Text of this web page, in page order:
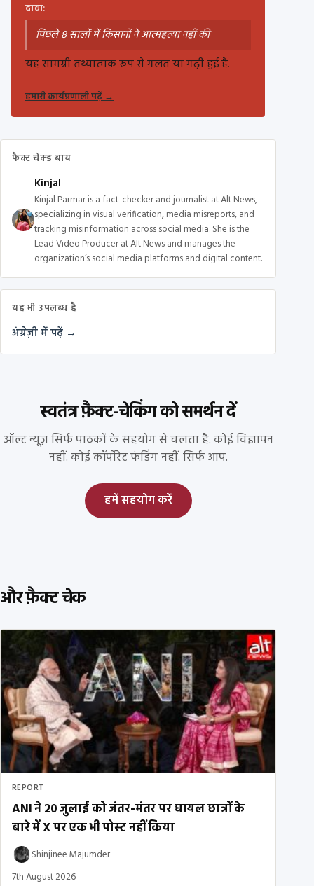
दावा:
पिछले 8 सालों में किसानों ने आत्महत्या नहीं की
यह सामग्री तथ्यात्मक रूप से गलत या गढ़ी हुई है.
हमारी कार्यप्रणाली पढ़ें→
फैक्ट चेक्ड बाय
Kinjal
Kinjal Parmar is a fact-checker and journalist at Alt News,
specializing in visual verification, media misreports, and
tracking misinformation across social media. She is the
Lead Video Producer at Alt News and manages the
organization’s social media platforms and digital content.
यह भी उपलब्ध है
अंग्रेज़ी में पढ़ें →
स्वतंत्र फ़ैक्ट-चेकिंग को समर्थन दें
ऑल्ट न्यूज़ सिर्फ पाठकों के सहयोग से चलता है. कोई विज्ञापन
नहीं. कोई कॉर्पोरेट फंडिंग नहीं. सिर्फ आप.
हमें सहयोग करें
और फ़ैक्ट चेक
REPORT
ANI ने 20 जुलाई को जंतर-मंतर पर घायल छात्रों के
बारे में X पर एक भी पोस्ट नहीं किया
Shinjinee Majumder
7th August 2026